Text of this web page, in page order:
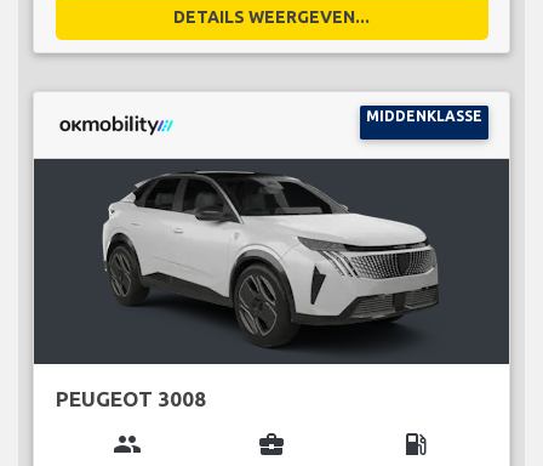
DETAILS WEERGEVEN...
MIDDENKLASSE
PEUGEOT 3008
group business_center local_gas_station